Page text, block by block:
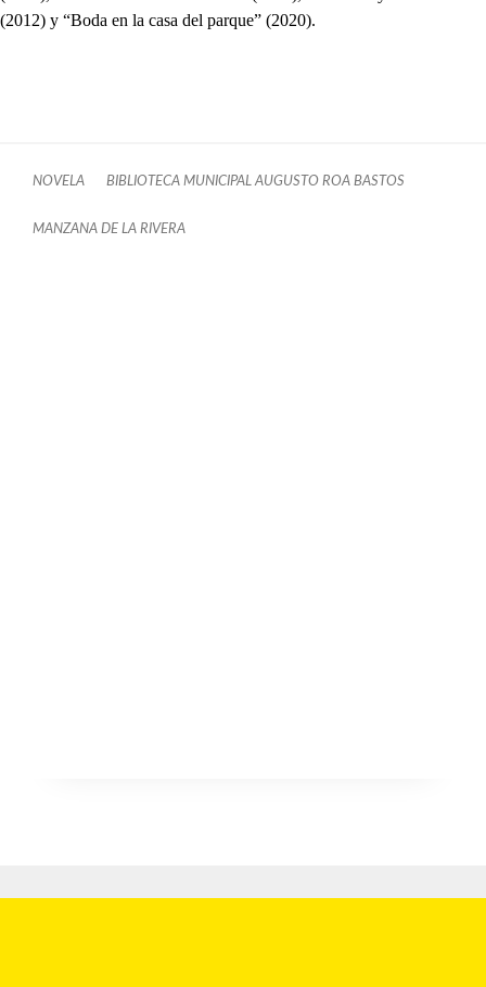
(2012) y “Boda en la casa del parque” (2020).
NOVELA BIBLIOTECA MUNICIPAL AUGUSTO ROA BASTOS
MANZANA DE LA RIVERA